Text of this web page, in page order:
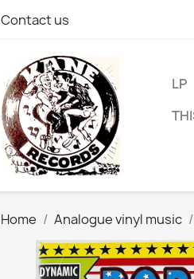
Contact us
LP
Home Analogue vinyl music